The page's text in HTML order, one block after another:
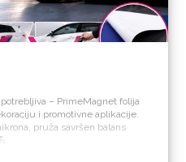
– PrimeMagnet folija
i promotivne aplikacije.
pruža savršen balans